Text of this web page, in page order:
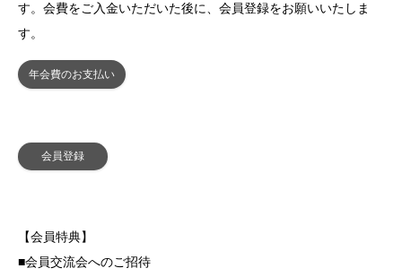
す。会費をご入金いただいた後に、会員登録をお願いいたしま
す。
年会費のお支払い
会員登録
【会員特典】
■会員交流会へのご招待